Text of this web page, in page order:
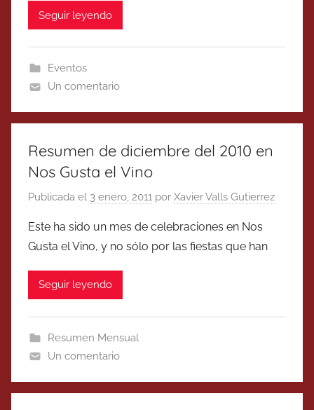
Seguir leyendo
Eventos
Un comentario
Resumen de diciembre del 2010 en
Nos Gusta el Vino
Publicada el 3 enero, 2011 por Xavier Valls Gutierrez
Este ha sido un mes de celebraciones en Nos
Gusta el Vino, y no sólo por las fiestas que han
Seguir leyendo
Resumen Mensual
Un comentario